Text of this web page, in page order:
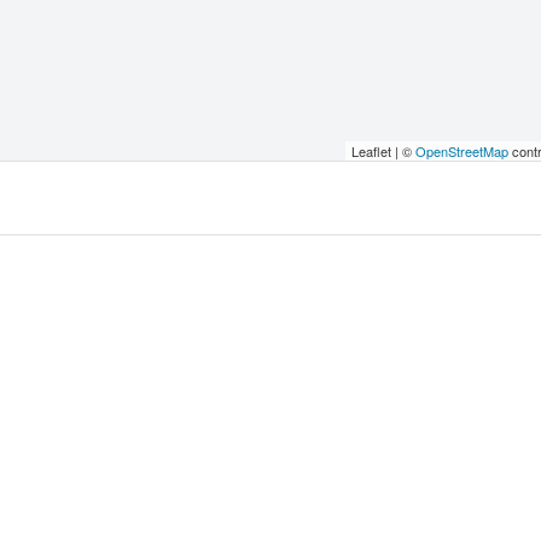
Leaflet | ©OpenStreetMap